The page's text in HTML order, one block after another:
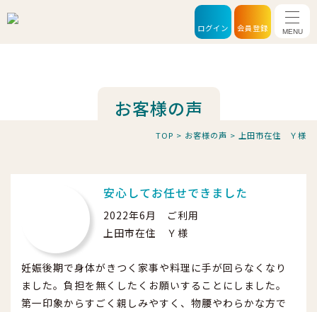
ログイン 会員登録 メニ
お客様の声
TOP > お客様の声 > 上田市在住 Ｙ様
安心してお任せできました
2022年6月 ご利用
上田市在住 Ｙ様
妊娠後期で身体がきつく家事や料理に手が回らなくなり
ました。負担を無くしたくお願いすることにしました。
第一印象からすごく親しみやすく、物腰やわらかな方で